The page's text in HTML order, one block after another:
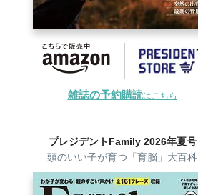
雑誌の予約購読はこちら
プレジデントFamily 2026年夏号
頭のいい子が育つ「育脳」大百科